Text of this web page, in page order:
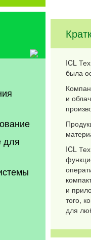
для
ICL
была
и
ICL
и
того,
для